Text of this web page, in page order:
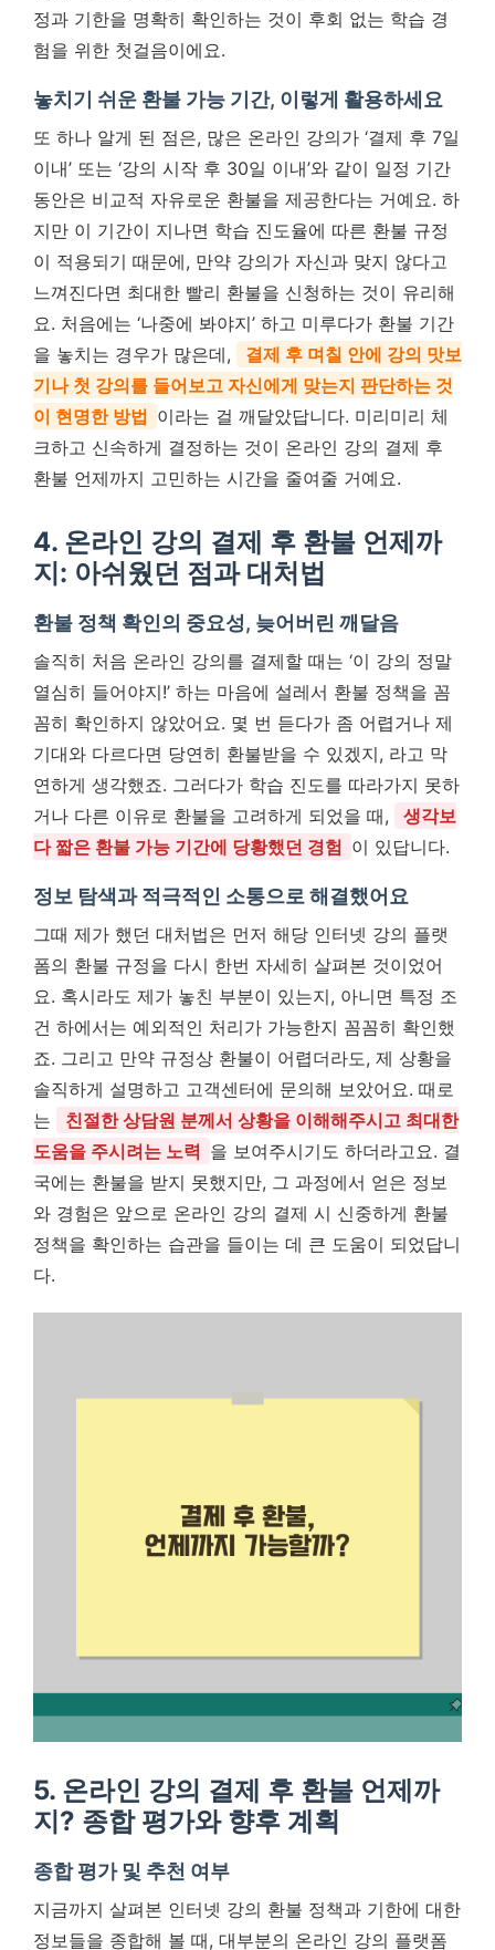
정과 기한을 명확히 확인하는 것이 후회 없는 학습 경
험을 위한 첫걸음이에요.
놓치기 쉬운 환불 가능 기간, 이렇게 활용하세요
또 하나 알게 된 점은, 많은 온라인 강의가 ‘결제 후 7일
이내’ 또는 ‘강의 시작 후 30일 이내’와 같이 일정 기간
동안은 비교적 자유로운 환불을 제공한다는 거예요. 하
지만 이 기간이 지나면 학습 진도율에 따른 환불 규정
이 적용되기 때문에, 만약 강의가 자신과 맞지 않다고
느껴진다면 최대한 빨리 환불을 신청하는 것이 유리해
요. 처음에는 ‘나중에 봐야지’ 하고 미루다가 환불 기간
을 놓치는 경우가 많은데,
결제 후 며칠 안에 강의 맛보
기나 첫 강의를 들어보고 자신에게 맞는지 판단하는 것
이 현명한 방법 이라는 걸 깨달았답니다. 미리미리 체
크하고 신속하게 결정하는 것이 온라인 강의 결제 후
환불 언제까지 고민하는 시간을 줄여줄 거예요.
4. 온라인 강의 결제 후 환불 언제까
지: 아쉬웠던 점과 대처법
환불 정책 확인의 중요성, 늦어버린 깨달음
솔직히 처음 온라인 강의를 결제할 때는 ‘이 강의 정말
열심히 들어야지!’ 하는 마음에 설레서 환불 정책을 꼼
꼼히 확인하지 않았어요. 몇 번 듣다가 좀 어렵거나 제
기대와 다르다면 당연히 환불받을 수 있겠지, 라고 막
연하게 생각했죠. 그러다가 학습 진도를 따라가지 못하
거나 다른 이유로 환불을 고려하게 되었을 때,
생각보
다 짧은 환불 가능 기간에 당황했던 경험 이 있답니다.
정보 탐색과 적극적인 소통으로 해결했어요
그때 제가 했던 대처법은 먼저 해당 인터넷 강의 플랫
폼의 환불 규정을 다시 한번 자세히 살펴본 것이었어
요. 혹시라도 제가 놓친 부분이 있는지, 아니면 특정 조
건 하에서는 예외적인 처리가 가능한지 꼼꼼히 확인했
죠. 그리고 만약 규정상 환불이 어렵더라도, 제 상황을
솔직하게 설명하고 고객센터에 문의해 보았어요. 때로
는
친절한 상담원 분께서 상황을 이해해주시고 최대한
도움을 주시려는 노력 을 보여주시기도 하더라고요. 결
국에는 환불을 받지 못했지만, 그 과정에서 얻은 정보
와 경험은 앞으로 온라인 강의 결제 시 신중하게 환불
정책을 확인하는 습관을 들이는 데 큰 도움이 되었답니
다.
5. 온라인 강의 결제 후 환불 언제까
지? 종합 평가와 향후 계획
종합 평가 및 추천 여부
지금까지 살펴본 인터넷 강의 환불 정책과 기한에 대한
정보들을 종합해 볼 때, 대부분의 온라인 강의 플랫폼